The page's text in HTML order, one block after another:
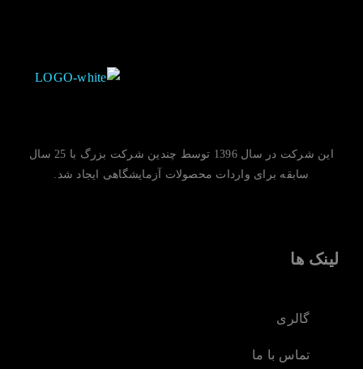
این شرکت در سال 1396 توسط چندین شرکت بزرگ با 25 سال
سابقه برای واردات محصولات آزمایشگاهی ایجاد شد.
لینک ها
گالری
تماس با ما